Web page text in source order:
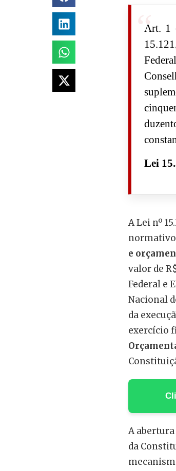
Art. 1
Lei
A Lei nº
e
valor de
Federal e
Nacional
da
exercício
A abertura
da